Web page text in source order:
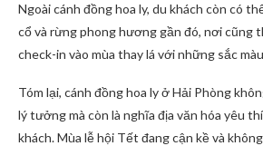
Ngoài cánh đồng hoa ly, du khách còn có
cổ và rừng phong hương gần đó, nơi cũng
check-in vào mùa thay lá với những sắc
Tóm lại, cánh đồng hoa ly ở Hải Phòng
lý tưởng mà còn là nghĩa địa văn hóa yêu
khách. Mùa lễ hội Tết đang cận kề và